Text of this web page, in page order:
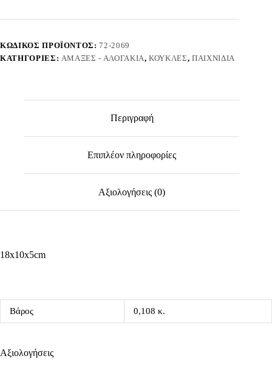
ToyMarkt
ΚΩΔΙΚΌΣ ΠΡΟΪΌΝΤΟΣ:72-2069
ΚΑΤΗΓΟΡΊΕΣ: ΆΜΑΞΕΣ - ΑΛΟΓΆΚΙΑ,ΚΟΎΚΛΕΣ,ΠΑΙΧΝΊΔΙΑ
Περιγραφή
Επιπλέον πληροφορίες
Αξιολογήσεις (0)
18x10x5cm
Βάρος 0,108 κ.
Αξιολογήσεις